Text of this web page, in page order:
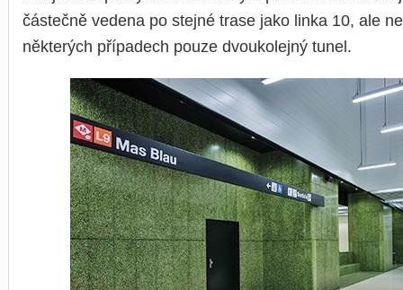
částečně vedena po stejné trase jako linka 10, ale
některých případech pouze dvoukolejný tunel.